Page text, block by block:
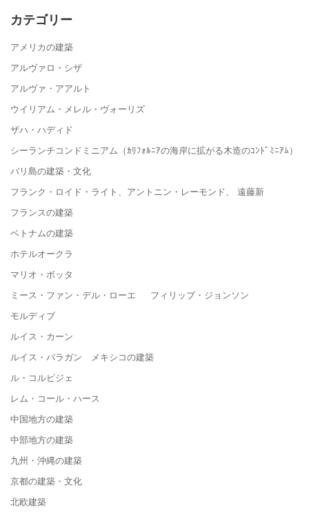
カテゴリー
アメリカの建築
アルヴァロ・シザ
アルヴァ・アアルト
ウイリアム・メレル・ヴォーリズ
ザハ・ハディド
シーランチコンドミニアム（ｶﾘﾌｫﾙﾆｱの海岸に拡がる木造のｺﾝﾄﾞﾐﾆｱﾑ）
バリ島の建築・文化
フランク・ロイド・ライト、アントニン・レーモンド、 遠藤新
フランスの建築
ベトナムの建築
ホテルオークラ
マリオ・ボッタ
ミース・ファン・デル・ローエ フィリップ・ジョンソン
モルディブ
ルイス・カーン
ルイス・バラガン メキシコの建築
ル・コルビジェ
レム・コール・ハース
中国地方の建築
中部地方の建築
九州・沖縄の建築
京都の建築・文化
北欧建築